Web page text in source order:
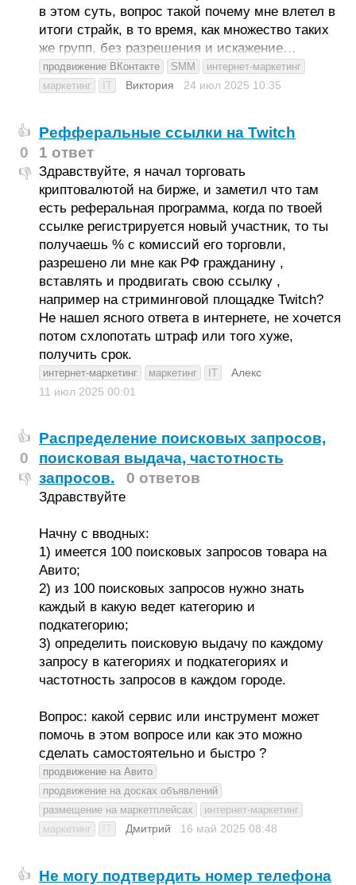
в этом суть, вопрос такой почему мне влетел в
итоги страйк, в то время, как множество таких
же групп, без разрешения и искажение…
продвижение ВКонтакте SMM
интернет-маркетинг
маркетинг
IT Виктория 24 июл 2025 10:35
👍
0
👎
Рефферальные ссылки на Twitch
1 ответ
Здравствуйте, я начал торговать
криптовалютой на бирже, и заметил что там
есть реферальная программа, когда по твоей
ссылке регистрируется новый участник, то ты
получаешь % с комиссий его торговли,
разрешено ли мне как РФ гражданину ,
вставлять и продвигать свою ссылку ,
например на стриминговой площадке Twitch?
Не нашел ясного ответа в интернете, не хочется
потом схлопотать штраф или того хуже,
получить срок.
интернет-маркетинг маркетинг IT
Алекс
11 июл 2025 00:01
👍
0
👎
Распределение поисковых запросов,
поисковая выдача, частотность
запросов.
0 ответов
Здравствуйте
Начну с вводных:
1) имеется 100 поисковых запросов товара на
Авито;
2) из 100 поисковых запросов нужно знать
каждый в какую ведет категорию и
подкатегорию;
3) определить поисковую выдачу по каждому
запросу в категориях и подкатегориях и
частотность запросов в каждом городе.
Вопрос: какой сервис или инструмент может
помочь в этом вопросе или как это можно
сделать самостоятельно и быстро ?
продвижение на Авито
продвижение на досках объявлений
размещение на маркетплейсах
интернет-маркетинг
маркетинг
Дмитрий 16 май 2025 08:48
👍
Не могу подтвердить номер телефона